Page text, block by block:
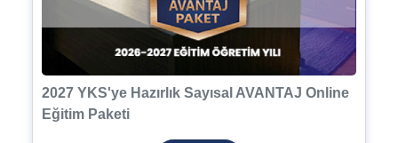
2027 YKS'ye Hazırlık Sayısal AVANTAJ Online
Eğitim Paketi